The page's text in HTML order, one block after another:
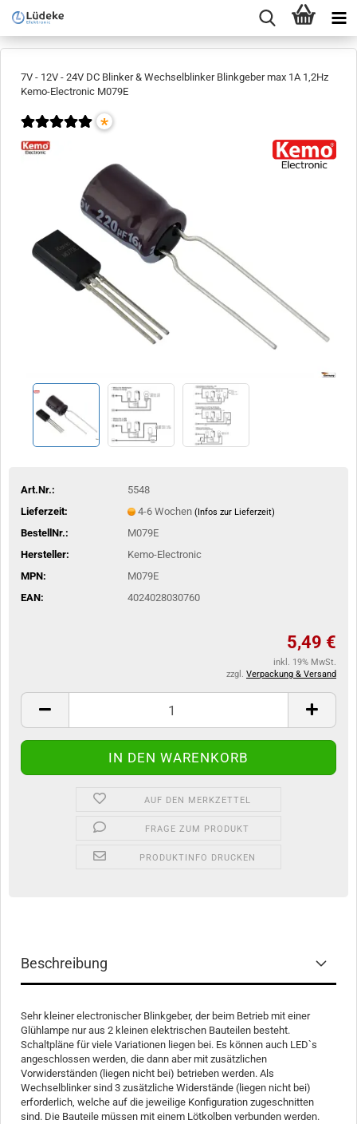
7V - 12V - 24V DC Blinker & Wechselblinker Blinkgeber max 1A 1,2Hz
Kemo-Electronic M079E
*
Art.Nr.:
5548
Lieferzeit:
4-6 Wochen (Infos zur Lieferzeit)
BestellNr.:
M079E
Hersteller:
Kemo-Electronic
MPN:
M079E
EAN:
4024028030760
5,49 €
inkl. 19% MwSt.
zzgl. Verpackung & Versand
AUF DEN MERKZETTEL
FRAGE ZUM PRODUKT
PRODUKTINFO DRUCKEN
Beschreibung
Sehr kleiner electronischer Blinkgeber, der beim Betrieb mit einer
Glühlampe nur aus 2 kleinen elektrischen Bauteilen besteht.
Schaltpläne für viele Variationen liegen bei. Es können auch LED`s
angeschlossen werden, die dann aber mit zusätzlichen
Vorwiderständen (liegen nicht bei) betrieben werden. Als
Wechselblinker sind 3 zusätzliche Widerstände (liegen nicht bei)
erforderlich, welche auf die jeweilige Konfiguration zugeschnitten
sind. Die Bauteile müssen mit einem Lötkolben verbunden werden.